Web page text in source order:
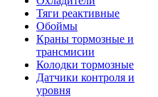
Тяги реактивные
Обоймы
Краны тормозные и
трансмисии
Колодки тормозные
Датчики контроля и
уровня